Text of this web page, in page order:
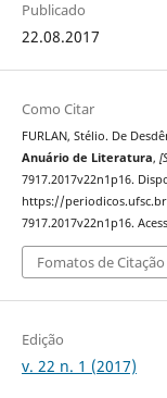
Publicado
22.08.2017
Como Citar
FURLAN, Stélio. De
Anuário de Literatura,
7917.2017v22n1p16.
https://
7917.2017v22n1p16.
Fomatos de Citação
Edição
v. 22 n. 1 (2017)